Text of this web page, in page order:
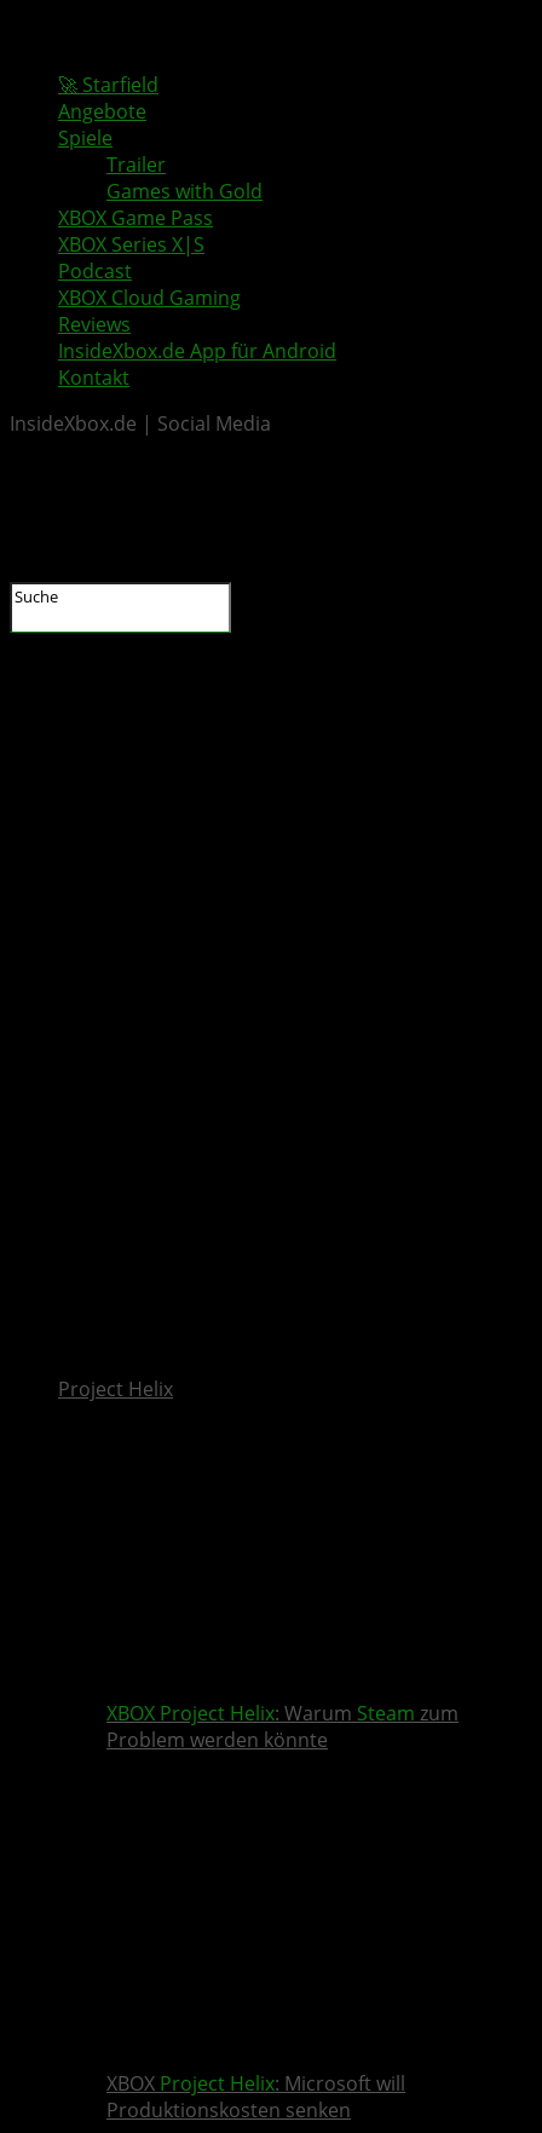
🚀 Starfield
Angebote
Spiele
Trailer
Games with Gold
XBOX Game Pass
XBOX Series X|S
Podcast
XBOX Cloud Gaming
Reviews
InsideXbox.de App für Android
Kontakt
InsideXbox.de | Social Media
Project Helix
XBOX Project Helix: Warum Steam zum
Problem werden könnte
XBOX Project Helix: Microsoft will
Produktionskosten senken